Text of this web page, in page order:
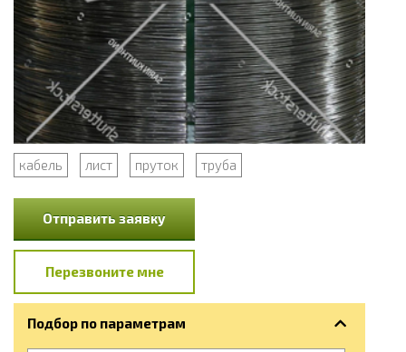
кабель лист пруток труба
Отправить заявку
Перезвоните мне
Подбор по параметрам